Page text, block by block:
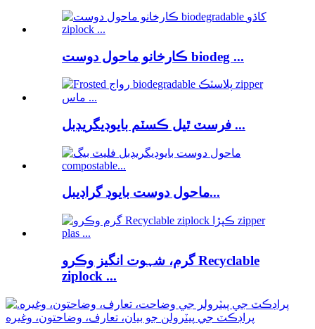
ڪارخانو ماحول دوست biodeg ...
فرسٽ ٿيل ڪسٽم بايوڊيگريڊبل ...
ماحول دوست بايوڊ گراڊيبل...
گرم، شہوت انگیز وڪرو Recyclable
ziplock ...